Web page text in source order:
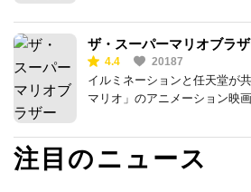
ザ・スーパーマリオブラ
4.4 20187
イルミネーションと任天堂が
マリオ」のアニメーション映画
注目のニュース